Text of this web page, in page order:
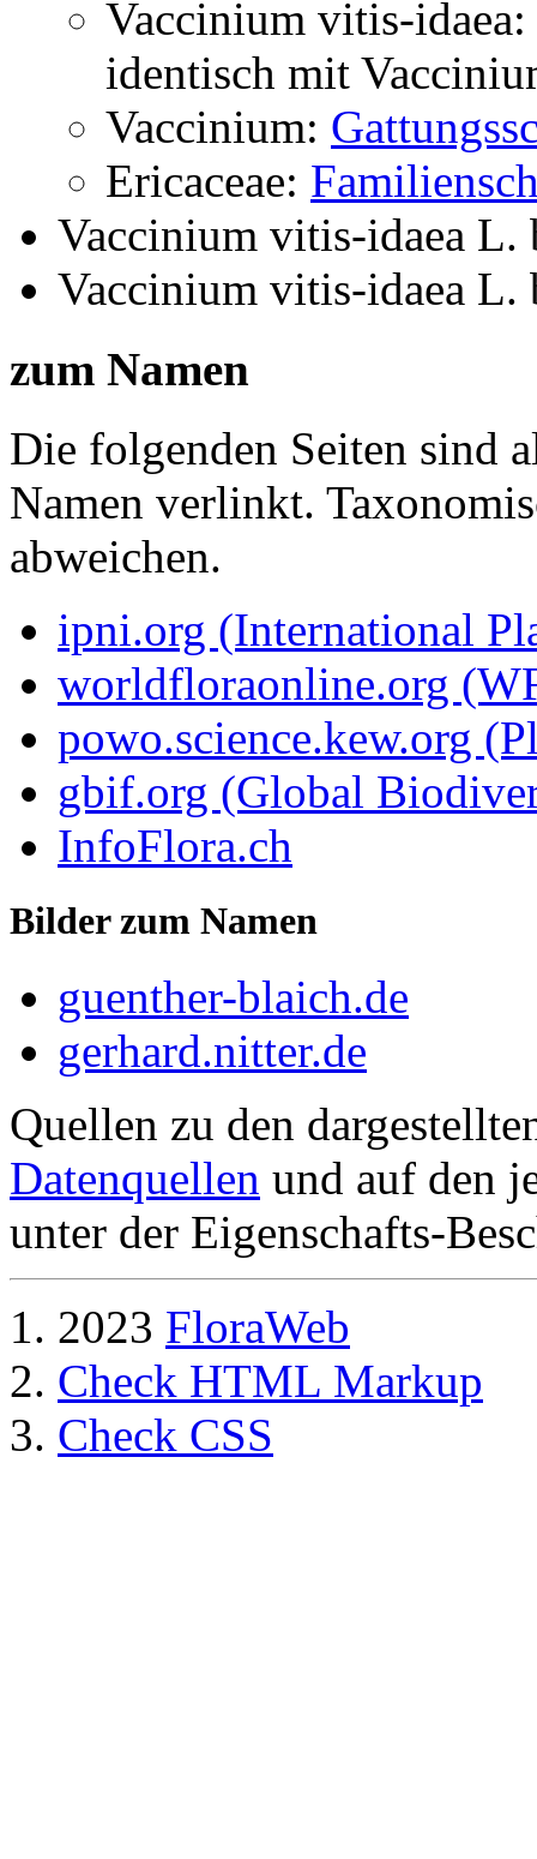
Vaccinium vitis-idaea:
identisch mit
Vaccinium:
Ericaceae:
Vaccinium vitis-idaea L.
Vaccinium vitis-idaea L.
zum Namen
Die folgenden Seiten sind
Namen verlinkt.
abweichen.
ipni.org (International
worldfloraonline.org
powo.science.kew.org
gbif.org (Global
InfoFlora.ch
Bilder zum Namen
guenther-blaich.de
gerhard.nitter.de
Quellen zu den
Datenquellen und auf den
unter der Eigenschafts-
2023 FloraWeb
Check HTML Markup
Check CSS